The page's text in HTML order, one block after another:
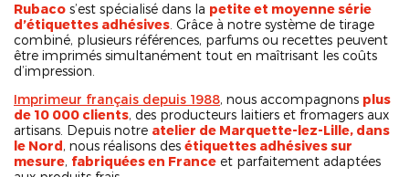
Rubaco s’est spécialisé dans la petite et moyenne série
d’étiquettes adhésives . Grâce à notre système de tirage
combiné, plusieurs références, parfums ou recettes peuvent
être imprimés simultanément tout en maîtrisant les coûts
d’impression.
Imprimeur français depuis 1988, nous accompagnons plus
de 10 000 clients, des producteurs laitiers et fromagers aux
artisans. Depuis notre atelier de Marquette-lez-Lille, dans
le Nord, nous réalisons des étiquettes adhésives sur
mesure, fabriquées en France et parfaitement adaptées